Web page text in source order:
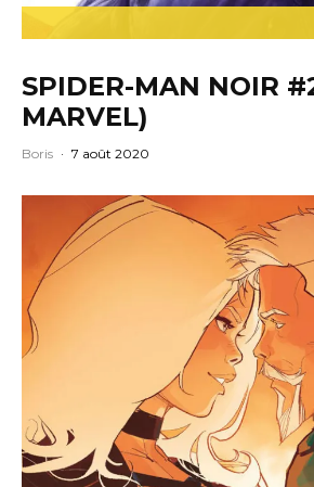
SPIDER-MAN NOIR
MARVEL)
Boris · 7 août 2020